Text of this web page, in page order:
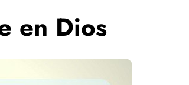
en Dios